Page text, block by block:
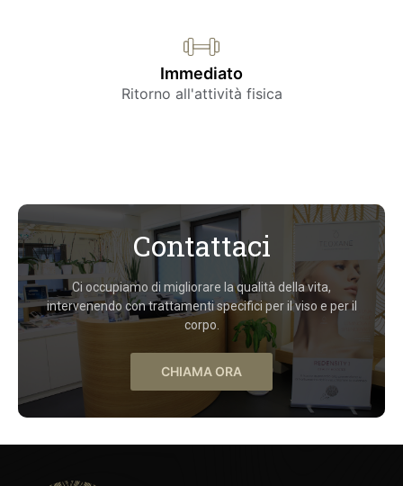
Immediato
Ritorno all'attività fisica
Contattaci
Ci occupiamo di migliorare la qualità della vita,
intervenendo con trattamenti specifici per il viso e per il
corpo.
CHIAMA ORA